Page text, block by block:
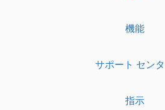
機能
サポート セン
指示